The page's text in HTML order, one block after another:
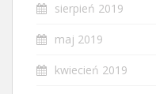
sierpień 2019
maj 2019
kwiecień 2019